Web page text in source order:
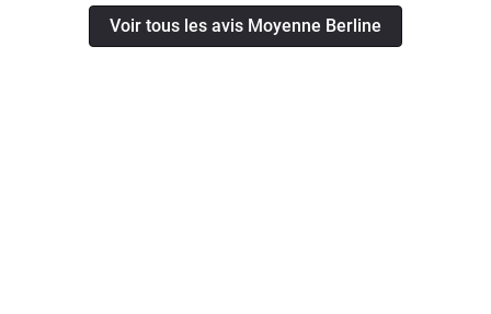
Voir tous les avis Moyenne Berline